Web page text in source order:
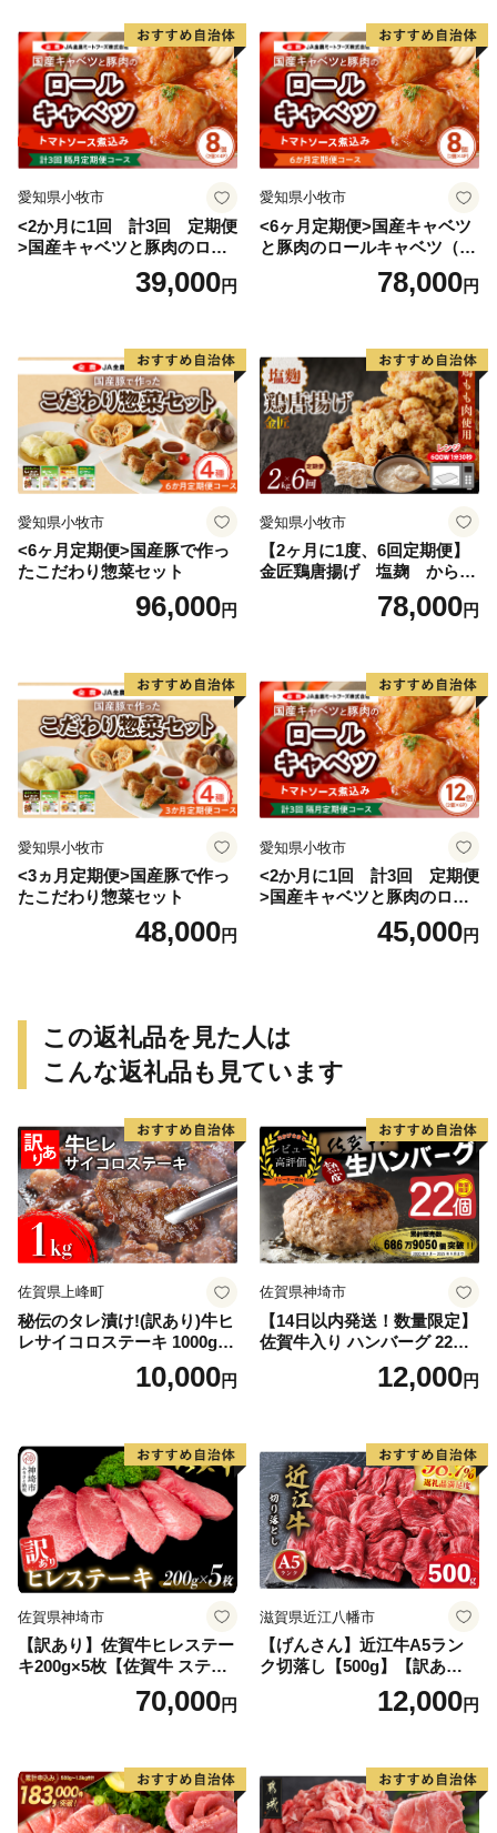
愛知県小牧市
<2か月に1回 計3回 定期便
>国産キャベツと豚肉のロー
ルキャベツ（4P入り）
39,000円
愛知県小牧市
<6ヶ月定期便>国産キャベツ
と豚肉のロールキャベツ（4P
78,000円
愛知県小牧市
<6ヶ月定期便>国産豚で作っ
たこだわり惣菜セット
96,000円
愛知県小牧市
【2ヶ月に1度、6回定期便】
金匠鶏唐揚げ 塩麹 からあ
78,000円
愛知県小牧市
<3ヵ月定期便>国産豚で作っ
たこだわり惣菜セット
48,000円
愛知県小牧市
<2か月に1回 計3回 定期便
>国産キャベツと豚肉のロー
ルキャベツ（6P入り）
45,000円
この返礼品を見た人は
こんな返礼品も見ています
佐賀県上峰町
秘伝のタレ漬け!(訳あり)牛ヒ
レサイコロステーキ 1000g
10,000円
佐賀県神埼市
【14日以内発送！数量限定】
佐賀牛入り ハンバーグ 22個
2.6kg(120g×22個)【佐賀牛
黒毛和牛 ブランド牛 九州 ハ
気】(H083106)
12,000円
佐賀県神埼市
【訳あり】佐賀牛ヒレステー
キ200g×5枚【佐賀牛 ステー
キ ブランド肉 ヒレ肉 フィレ
肉 ジューシー ヘルシー】(H0
70,000円
滋賀県近江八幡市
【げんさん】近江牛A5ラン
ク切落し【500g】【訳あり】
12,000円